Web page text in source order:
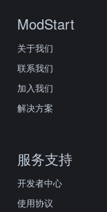
ModStart
关于我们
联系我们
加入我们
解决方案
服务支持
开发者中心
使用协议